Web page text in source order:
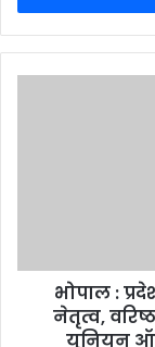
r
y
भोपाल :
नेतृत्व,
यूनियन